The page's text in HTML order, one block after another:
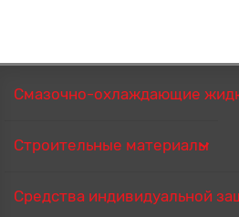
Смазочно-охлаждающие
Строительные материалы
Средства индивидуальной